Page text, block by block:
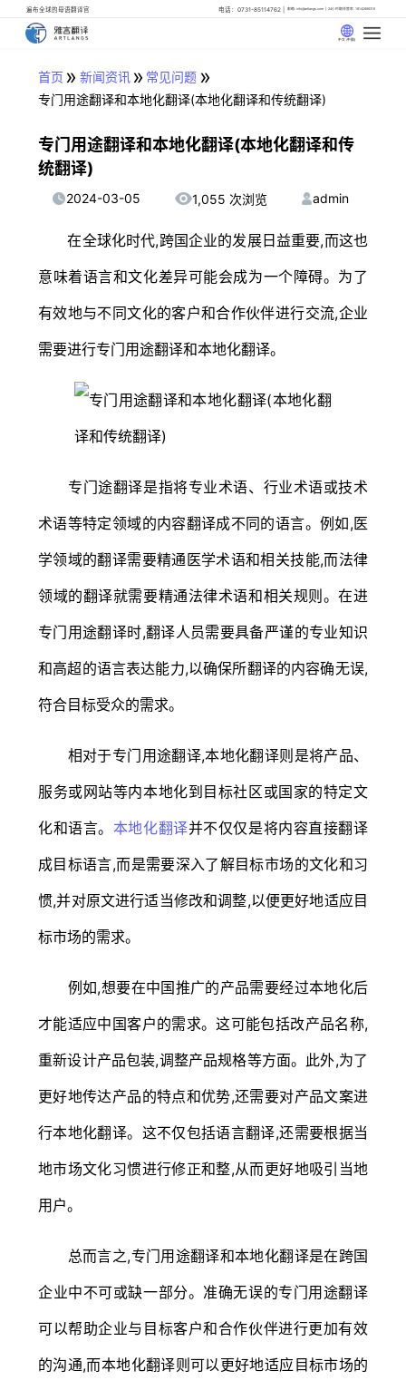
遍布全球的母语翻译官 电话：0731-85114762 邮箱: info@artlangs.com 24小时翻译管家: 18142666316
中文 (中国)
首页 » 新闻资讯» 常见问题 »
专门用途翻译和本地化翻译(本地化翻译和传统翻译)
专门用途翻译和本地化翻译(本地化翻译和传
统翻译)
2024-03-05 1,055 次浏览 admin
在全球化时代,跨国企业的发展日益重要,而这也
意味着语言和文化差异可能会成为一个障碍。为了
有效地与不同文化的客户和合作伙伴进行交流,企业
需要进行专门用途翻译和本地化翻译。
专门途翻译是指将专业术语、行业术语或技术
术语等特定领域的内容翻译成不同的语言。例如,医
学领域的翻译需要精通医学术语和相关技能,而法律
领域的翻译就需要精通法律术语和相关规则。在进
专门用途翻译时,翻译人员需要具备严谨的专业知识
和高超的语言表达能力,以确保所翻译的内容确无误,
符合目标受众的需求。
相对于专门用途翻译,本地化翻译则是将产品、
服务或网站等内本地化到目标社区或国家的特定文
化和语言。 本地化翻译并不仅仅是将内容直接翻译
成目标语言,而是需要深入了解目标市场的文化和习
惯,并对原文进行适当修改和调整,以便更好地适应目
标市场的需求。
例如,想要在中国推广的产品需要经过本地化后
才能适应中国客户的需求。这可能包括改产品名称,
重新设计产品包装,调整产品规格等方面。此外,为了
更好地传达产品的特点和优势,还需要对产品文案进
行本地化翻译。这不仅包括语言翻译,还需要根据当
地市场文化习惯进行修正和整,从而更好地吸引当地
用户。
总而言之,专门用途翻译和本地化翻译是在跨国
企业中不可或缺一部分。准确无误的专门用途翻译
可以帮助企业与目标客户和合作伙伴进行更加有效
的沟通,而本地化翻译则可以更好地适应目标市场的